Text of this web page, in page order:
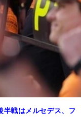
半戦はメルセデス、フ